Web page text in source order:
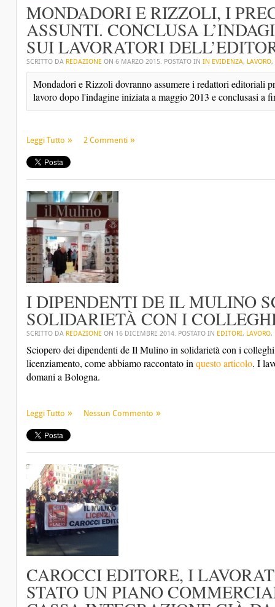
MONDADORI E RIZZOLI, I
ASSUNTI. CONCLUSA
SUI LAVORATORI
SCRITTO DA REDAZIONE ON 6 MARZO 2015. POSTATO IN IN EVIDENZA, LAVORO,
Mondadori e Rizzoli dovranno assumere i redattori editoriali
lavoro dopo l'indagine iniziata a maggio 2013 e conclusasi a
Leggi Tutto 2 Commenti
I DIPENDENTI DE IL MULINO
SOLIDARIETÀ CON I
SCRITTO DA REDAZIONE ON 16 DICEMBRE 2014. POSTATO IN EDITORI, LAVORO,
Sciopero dei dipendenti de Il Mulino in solidarietà con i
licenziamento, come abbiamo raccontato in questo articolo. I
domani a Bologna.
Leggi Tutto Nessun Commento
CAROCCI EDITORE, I
STATO UN PIANO